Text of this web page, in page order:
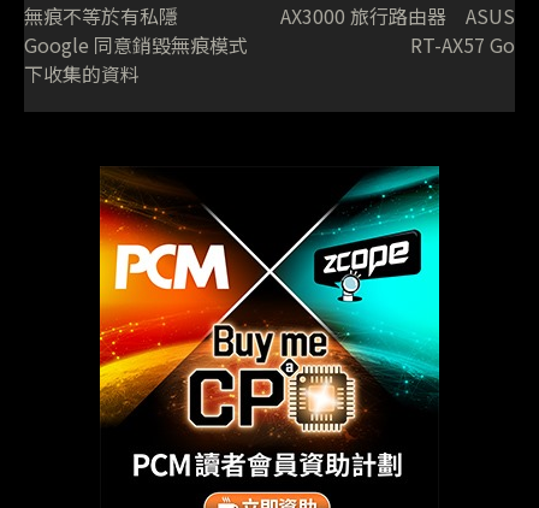
無痕不等於有私隱
Google 同意銷毀無痕模式
下收集的資料
AX3000 旅行路由器 ASUS
RT-AX57 Go